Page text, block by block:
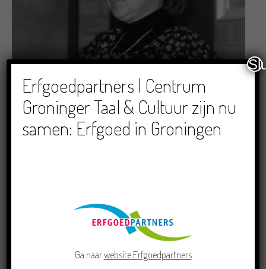
Schrijvers
Nies Sap-Akkerman
Erfgoedpartners | Centrum
Groninger Taal & Cultuur zijn nu
samen: Erfgoed in Groningen
Ga naarwebsite Erfgoedpartners